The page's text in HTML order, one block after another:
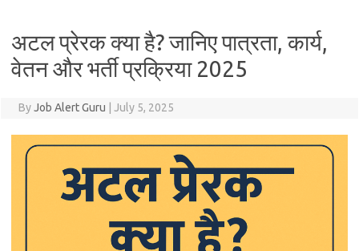
अटल प्रेरक क्या है? जानिए पात्रता, कार्य,
वेतन और भर्ती प्रक्रिया 2025
ByJob Alert Guru July 5, 2025